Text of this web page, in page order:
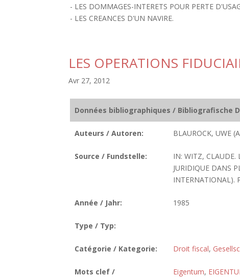
- LES DOMMAGES-INTERETS POUR PERTE
- LES CREANCES D'UN NAVIRE.
LES OPERATIONS
Avr 27, 2012
Données bibliographiques / Bibliografische
Auteurs / Autoren: BLAUROCK, UWE
Source / Fundstelle:
IN: WITZ, CLAUDE.
JURIDIQUE DANS
INTERNATIONAL).
Année / Jahr: 1985
Type / Typ:
Catégorie / Kategorie: Droit fiscal,
Mots clef /
Eigentum,